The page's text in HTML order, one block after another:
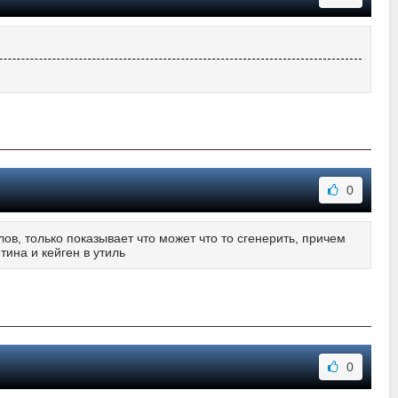
0
только показывает что может что то сгенерить, причем
и кейген в утиль
0